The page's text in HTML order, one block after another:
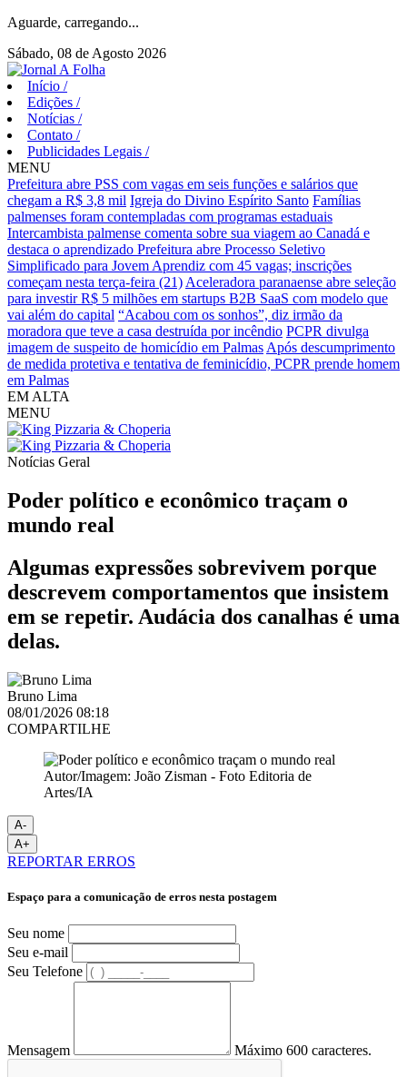
Aguarde, carregando...
Sábado, 08 de Agosto 2026
Início /
Edições /
Notícias /
Contato /
Publicidades Legais /
MENU
Prefeitura abre PSS com vagas em seis funções e salários que
chegam a R$ 3,8 mil Igreja do Divino Espírito Santo Famílias
palmenses foram contempladas com programas estaduais
Intercambista palmense comenta sobre sua viagem ao Canadá e
destaca o aprendizado Prefeitura abre Processo Seletivo
Simplificado para Jovem Aprendiz com 45 vagas; inscrições
começam nesta terça-feira (21) Aceleradora paranaense abre seleção
para investir R$ 5 milhões em startups B2B SaaS com modelo que
vai além do capital “Acabou com os sonhos”, diz irmão da
moradora que teve a casa destruída por incêndio PCPR divulga
imagem de suspeito de homicídio em Palmas Após descumprimento
de medida protetiva e tentativa de feminicídio, PCPR prende homem
em Palmas
EM ALTA
MENU
Notícias Geral
Poder político e econômico traçam o
mundo real
Algumas expressões sobrevivem porque
descrevem comportamentos que insistem
em se repetir. Audácia dos canalhas é uma
delas.
Bruno Lima
08/01/2026 08:18
COMPARTILHE
Autor/Imagem: João Zisman - Foto Editoria de
Artes/IA
A-
A+
REPORTAR ERROS
Espaço para a comunicação de erros nesta postagem
Seu nome
Seu e-mail
Seu Telefone
Mensagem Máximo 600 caracteres.